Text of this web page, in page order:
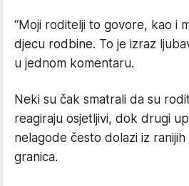
“Moji roditelji to govore, kao i
djecu rodbine. To je izraz
u jednom komentaru.
Neki su čak smatrali da su
reagiraju osjetljivi, dok drugi
nelagode često dolazi iz
granica.